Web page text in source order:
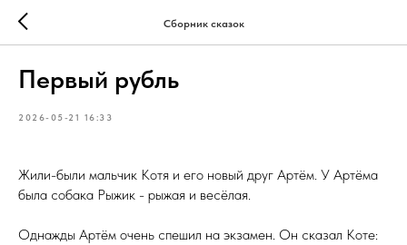
Сборник сказок
Первый рубль
2026-05-21 16:33
Жили-были мальчик Котя и его новый друг Артём. У Артёма
была собака Рыжик - рыжая и весёлая.
Однажды Артём очень спешил на экзамен. Он сказал Коте: